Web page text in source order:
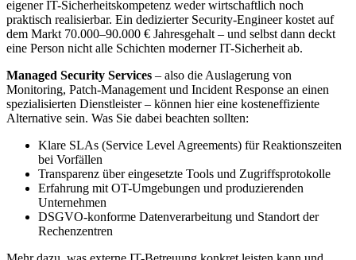
eigener IT-Sicherheitskompetenz weder wirtschaftlich noch
praktisch realisierbar. Ein dedizierter Security-Engineer kostet auf
dem Markt 70.000–90.000 € Jahresgehalt – und selbst dann deckt
eine Person nicht alle Schichten moderner IT-Sicherheit ab.
Managed Security Services – also die Auslagerung von
Monitoring, Patch-Management und Incident Response an einen
spezialisierten Dienstleister – können hier eine kosteneffiziente
Alternative sein. Was Sie dabei beachten sollten:
Klare SLAs (Service Level Agreements) für Reaktionszeiten
bei Vorfällen
Transparenz über eingesetzte Tools und Zugriffsprotokolle
Erfahrung mit OT-Umgebungen und produzierenden
Unternehmen
DSGVO-konforme Datenverarbeitung und Standort der
Rechenzentren